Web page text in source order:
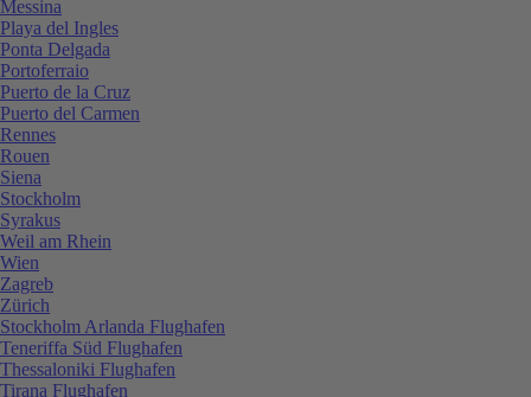
Messina
Playa del Ingles
Ponta Delgada
Portoferraio
Puerto de la Cruz
Puerto del Carmen
Rennes
Rouen
Siena
Stockholm
Syrakus
Weil am Rhein
Wien
Zagreb
Zürich
Stockholm Arlanda Flughafen
Teneriffa Süd Flughafen
Thessaloniki Flughafen
Tirana Flughafen